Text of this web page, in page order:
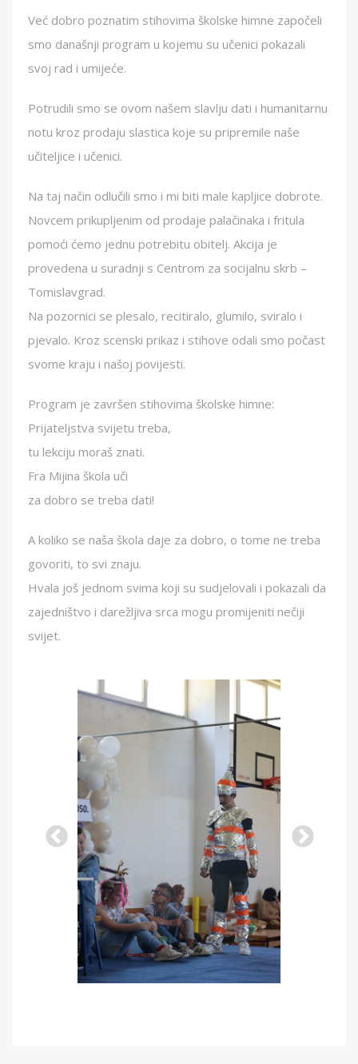
Već dobro poznatim stihovima školske himne započeli
smo današnji program u kojemu su učenici pokazali
svoj rad i umijeće.
Potrudili smo se ovom našem slavlju dati i humanitarnu
notu kroz prodaju slastica koje su pripremile naše
učiteljice i učenici.
Na taj način odlučili smo i mi biti male kapljice dobrote.
Novcem prikupljenim od prodaje palačinaka i fritula
pomoći ćemo jednu potrebitu obitelj. Akcija je
provedena u suradnji s Centrom za socijalnu skrb –
Tomislavgrad.
Na pozornici se plesalo, recitiralo, glumilo, sviralo i
pjevalo. Kroz scenski prikaz i stihove odali smo počast
svome kraju i našoj povijesti.
Program je završen stihovima školske himne:
Prijateljstva svijetu treba,
tu lekciju moraš znati.
Fra Mijina škola uči
za dobro se treba dati!
A koliko se naša škola daje za dobro, o tome ne treba
govoriti, to svi znaju.
Hvala još jednom svima koji su sudjelovali i pokazali da
zajedništvo i darežljiva srca mogu promijeniti nečiji
svijet.